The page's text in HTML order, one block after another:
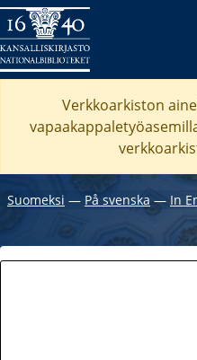
Verkkoarkiston
Suomeksi ― På svenska― In